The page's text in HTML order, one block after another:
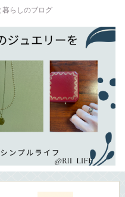
暮らしのブログ